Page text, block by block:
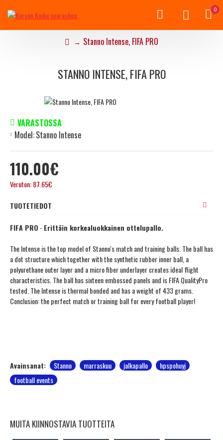
0
Stanno Intense, FIFA PRO
STANNO INTENSE, FIFA PRO
110.00€
Veroton: 87.65€
VARASTOSSA
Model:Stanno Intense
TUOTETIEDOT
FIFA PRO - Erittäin korkealuokkainen ottelupallo.
The Intense is the top model of Stanno's match and training balls. The ball has
a dot structure which together with the synthetic rubber inner ball, a
polyurethane outer layer and a micro fiber underlayer creates ideal flight
characteristics. The ball has sixteen embossed panels and is FIFA QualityPro
tested. The Intense is thermal bonded and has a weight of 433 grams.
Conclusion: the perfect match or training ball for every football player!
Avainsanat: Stanno marraskuu jalkapallo
hpspohuyj
football events
MUITA KIINNOSTAVIA TUOTTEITA